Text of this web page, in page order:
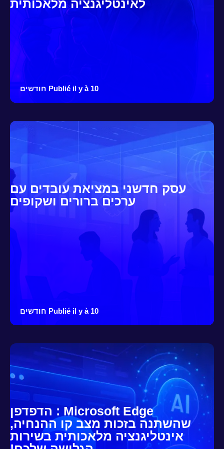
לאינטליגנציה מלאכותית
Publié il y à 10 חודשים
עסק חדשני במציאת עובדים עם
ערכים ברורים ושקופים
Publié il y à 10 חודשים
Microsoft Edge : הדפדפן
שהשתנה בזכות מצב קו ההנחיה,
אינטליגנציה מלאכותית בשירות